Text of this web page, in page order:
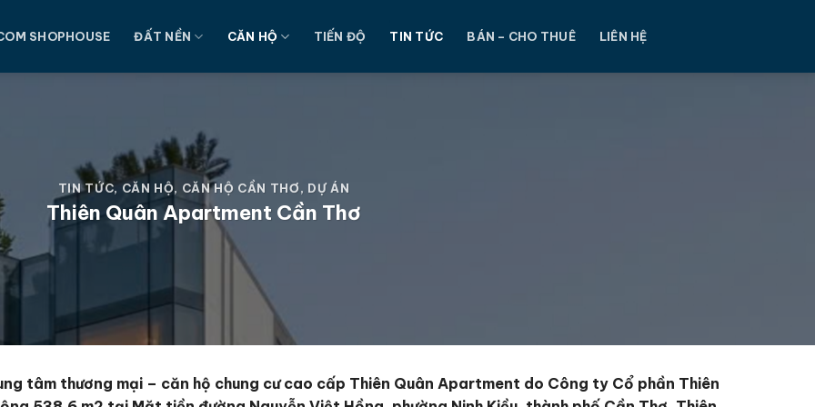
SHOPHOUSE ĐẤT NỀN CĂN HỘ TIẾN ĐỘ TIN TỨC BÁN – CHO THUÊ LIÊN HỆ
TIN TỨC, CĂN HỘ, CĂN HỘ CẦN THƠ, DỰ ÁN
Thiên Quân Apartment Cần Thơ
tâm thương mại – căn hộ chung cư cao cấp Thiên Quân Apartment do Công ty Cổ phần Thiên